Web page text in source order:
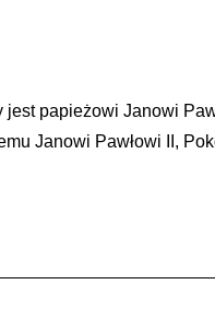
jest papieżowi Janowi
Janowi Pawłowi II,